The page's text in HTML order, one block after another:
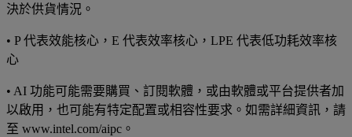
決於供貨情況。
• P 代表效能核心，E 代表效率核心，LPE 代表低功耗效率核
心
• AI 功能可能需要購買、訂閱軟體，或由軟體或平台提供者加
以啟用，也可能有特定配置或相容性要求。如需詳細資訊，請
至 www.intel.com/aipc。